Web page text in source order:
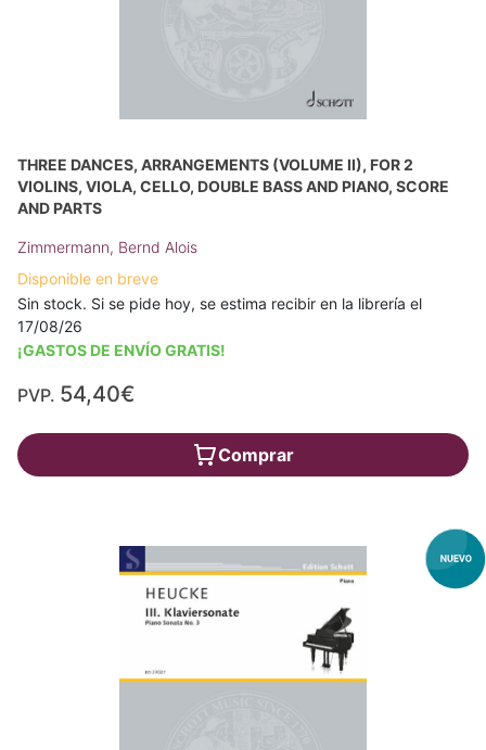
THREE DANCES, ARRANGEMENTS (VOLUME II), FOR 2
VIOLINS, VIOLA, CELLO, DOUBLE BASS AND PIANO, SCORE
AND PARTS
Zimmermann, Bernd Alois
Disponible en breve
Sin stock. Si se pide hoy, se estima recibir en la librería el
17/08/26
¡GASTOS DE ENVÍO GRATIS!
PVP. 54,40€
Comprar